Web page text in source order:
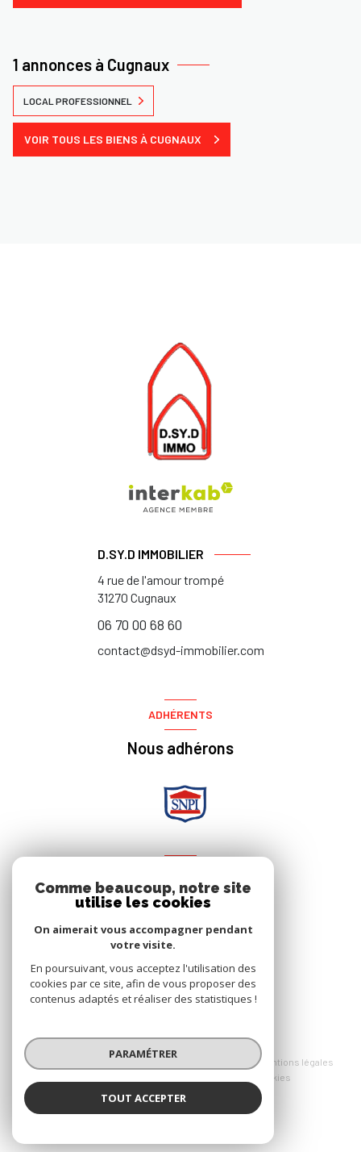
1 annonces à Cugnaux
LOCAL PROFESSIONNEL
VOIR TOUS LES BIENS À CUGNAUX
D.SY.D IMMOBILIER
4 rue de l'amour trompé
31270 Cugnaux
06 70 00 68 60
contact@dsyd-immobilier.com
ADHÉRENTS
Nous adhérons
Nous suivre
© 2026 | Tous droits réservés
Mentions légales
Cookies
Comme beaucoup, notre site
utilise les cookies
On aimerait vous accompagner pendant
votre visite.
En poursuivant, vous acceptez l'utilisation des
cookies par ce site, afin de vous proposer des
contenus adaptés et réaliser des statistiques !
PARAMÉTRER
TOUT ACCEPTER